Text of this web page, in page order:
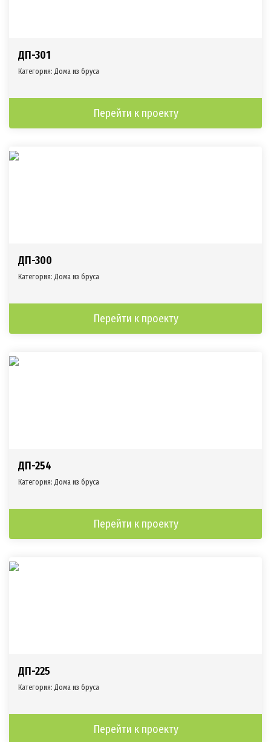
ДП-301
Категория: Дома из бруса
Перейти к проекту
ДП-300
Категория: Дома из бруса
Перейти к проекту
ДП-254
Категория: Дома из бруса
Перейти к проекту
ДП-225
Категория: Дома из бруса
Перейти к проекту